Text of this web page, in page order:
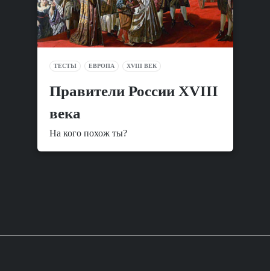
ТЕСТЫ ЕВРОПА XVIII ВЕК
Правители России XVIII
века
На кого похож ты?